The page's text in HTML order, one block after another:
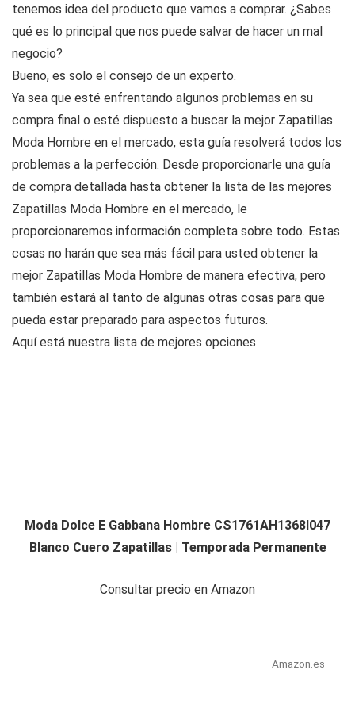
tenemos idea del producto que vamos a comprar. ¿Sabes
qué es lo principal que nos puede salvar de hacer un mal
negocio?
Bueno, es solo el consejo de un experto.
Ya sea que esté enfrentando algunos problemas en su
compra final o esté dispuesto a buscar la mejor Zapatillas
Moda Hombre en el mercado, esta guía resolverá todos los
problemas a la perfección. Desde proporcionarle una guía
de compra detallada hasta obtener la lista de las mejores
Zapatillas Moda Hombre en el mercado, le
proporcionaremos información completa sobre todo. Estas
cosas no harán que sea más fácil para usted obtener la
mejor Zapatillas Moda Hombre de manera efectiva, pero
también estará al tanto de algunas otras cosas para que
pueda estar preparado para aspectos futuros.
Aquí está nuestra lista de mejores opciones
Moda Dolce E Gabbana Hombre CS1761AH1368I047
Blanco Cuero Zapatillas | Temporada Permanente
Consultar precio en Amazon
Amazon.es